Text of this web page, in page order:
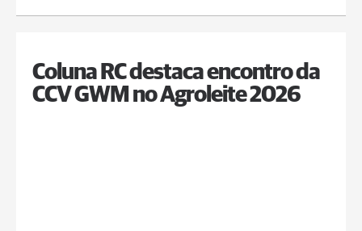
Coluna RC destaca encontro da
CCV GWM no Agroleite 2026